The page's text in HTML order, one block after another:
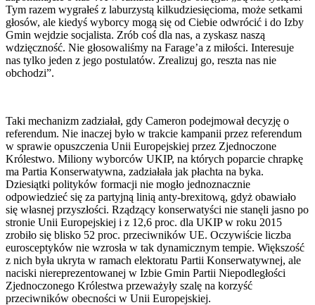
Tym razem wygrałeś z laburzystą kilkudziesięcioma, może setkami
głosów, ale kiedyś wyborcy mogą się od Ciebie odwrócić i do Izby
Gmin wejdzie socjalista. Zrób coś dla nas, a zyskasz naszą
wdzięczność. Nie głosowaliśmy na Farage’a z miłości. Interesuje
nas tylko jeden z jego postulatów. Zrealizuj go, reszta nas nie
obchodzi”.
Taki mechanizm zadziałał, gdy Cameron podejmował decyzję o
referendum. Nie inaczej było w trakcie kampanii przez referendum
w sprawie opuszczenia Unii Europejskiej przez Zjednoczone
Królestwo. Miliony wyborców UKIP, na których poparcie chrapkę
ma Partia Konserwatywna, zadziałała jak płachta na byka.
Dziesiątki polityków formacji nie mogło jednoznacznie
odpowiedzieć się za partyjną linią anty-brexitową, gdyż obawiało
się własnej przyszłości. Rządzący konserwatyści nie stanęli jasno po
stronie Unii Europejskiej i z 12,6 proc. dla UKIP w roku 2015
zrobiło się blisko 52 proc. przeciwników UE. Oczywiście liczba
eurosceptyków nie wzrosła w tak dynamicznym tempie. Większość
z nich była ukryta w ramach elektoratu Partii Konserwatywnej, ale
naciski niereprezentowanej w Izbie Gmin Partii Niepodległości
Zjednoczonego Królestwa przeważyły szalę na korzyść
przeciwników obecności w Unii Europejskiej.